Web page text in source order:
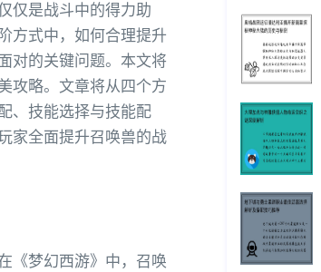
仅是战斗中的得力助
方式中，如何合理提升
对的关键问题。本文将
攻略。文章将从四个方
、技能选择与技能配
家全面提升召唤兽的战
《梦幻西游》中，召唤